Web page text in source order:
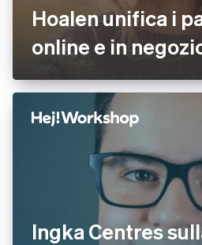
Hoalen unifica i
online e in
Ingka Centres